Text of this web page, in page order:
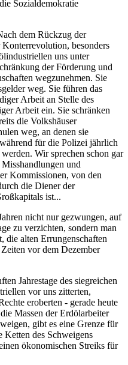
Sozialdemokratie
dem Rückzug der
besonders
uns unter
der Förderung und
wegzunehmen. Sie
weg. Sie führen das
Arbeit an Stelle des
Arbeit ein. Sie schränken
die Volkshäuser
weg, an denen sie
für die Polizei jährlich
Wir sprechen schon gar
und
Kommissionen, von den
die Diener der
ist...
nicht nur gezwungen, auf
zu verzichten, sondern man
die alten Errungenschaften
vor dem Dezember
Jahrestage des siegreichen
vor uns zitterten,
eroberten - gerade heute
Massen der Erdölarbeiter
gibt es eine Grenze für
Ketten des Schweigens
ökonomischen Streiks für